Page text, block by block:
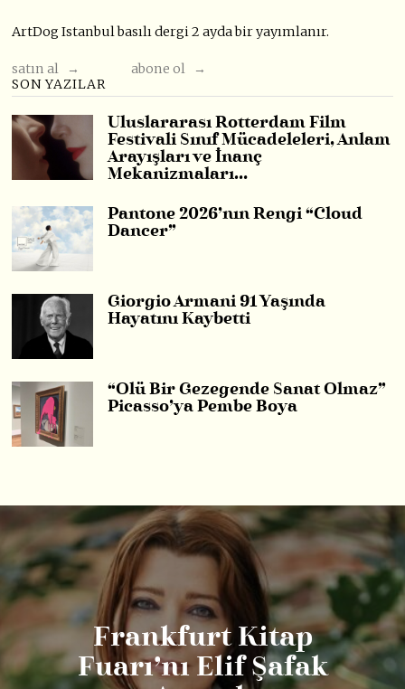
ArtDog Istanbul basılı dergi 2 ayda bir yayımlanır.
satın al →
abone ol →
SON YAZILAR
Uluslararası Rotterdam Film
Festivali Sınıf Mücadeleleri, Anlam
Arayışları ve İnanç
Mekanizmaları…
Pantone 2026’nın Rengi “Cloud
Dancer”
Giorgio Armani 91 Yaşında
Hayatını Kaybetti
“Ölü Bir Gezegende Sanat Olmaz”
Picasso’ya Pembe Boya
Frankfurt Kitap
Fuarı’nı Elif Şafak